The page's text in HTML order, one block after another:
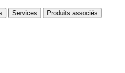
Services
Produits associés